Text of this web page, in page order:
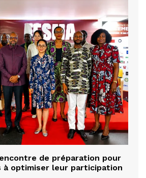
de préparation pour
à optimiser leur participation